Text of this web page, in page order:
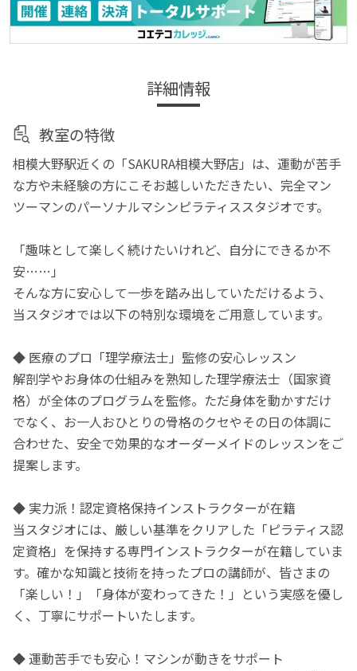
詳細情報
教室の特徴
相模大野駅近くの「SAKURA相模大野店」は、運動が苦手
な方や未経験の方にこそお越しいただきたい、完全マン
ツーマンのパーソナルマシンピラティススタジオです。
「趣味として楽しく続けたいけれど、自分にできるか不
安……」
そんな方に安心して一歩を踏み出していただけるよう、
当スタジオでは以下の特別な環境をご用意しています。
◆ 医療のプロ「理学療法士」監修の安心レッスン
解剖学やお身体の仕組みを熟知した理学療法士（国家資
格）が全体のプログラムを監修。ただ身体を動かすだけ
でなく、お一人おひとりの骨格のクセやその日の体調に
合わせた、安全で効果的なオーダーメイドのレッスンをご
提案します。
◆ 実力派！認定資格保持インストラクターが在籍
当スタジオには、厳しい基準をクリアした「ピラティス認
定資格」を保持する専門インストラクターが在籍していま
す。確かな知識と技術を持ったプロの講師が、皆さまの
「楽しい！」「身体が変わってきた！」という実感を優し
く、丁寧にサポートいたします。
◆ 運動苦手でも安心！マシンが動きをサポート